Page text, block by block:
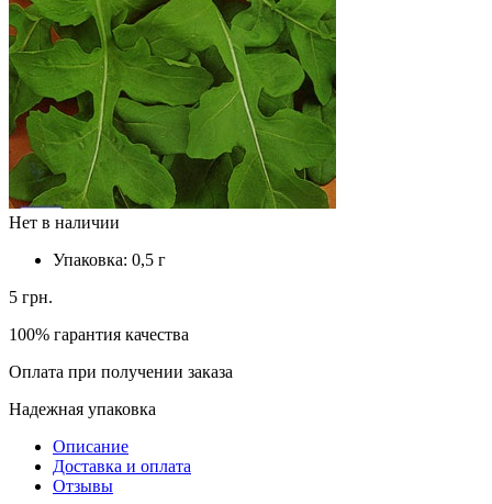
Нет в наличии
Упаковка: 0,5 г
5 грн.
100% гарантия качества
Оплата при получении заказа
Надежная упаковка
Описание
Доставка и оплата
Отзывы